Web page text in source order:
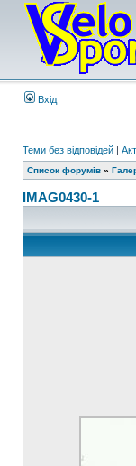
Вхід
Теми без відповідей |
Список форумів »
IMAG0430-1